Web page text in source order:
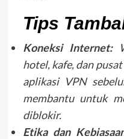
Tips
Koneksi Internet:
hotel, kafe, dan
aplikasi VPN
membantu untuk
diblokir.
Etika dan